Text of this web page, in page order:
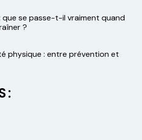
que se passe-t-il vraiment quand
?
physique : entre prévention et
: